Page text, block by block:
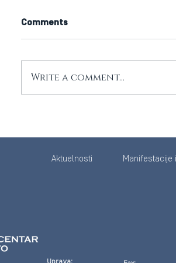
„Sarajevo 1992–1996:
Prva tema Tunel spasa
Comments
Write a comment...
Aktuelnosti Manifestacije
Uprava: